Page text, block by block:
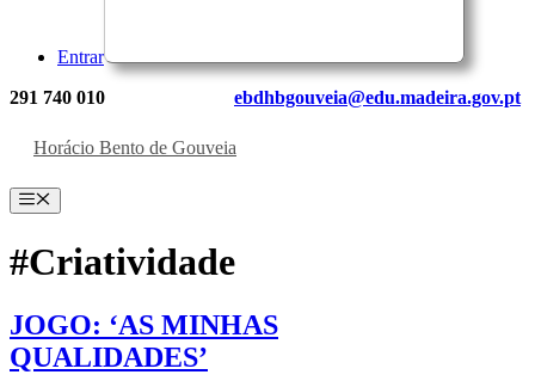
Entrar
291 740 010 ebdhbgouveia@edu.madeira.gov.pt
Horácio Bento de Gouveia
Menu
#Criatividade
JOGO: ‘AS MINHAS
QUALIDADES’